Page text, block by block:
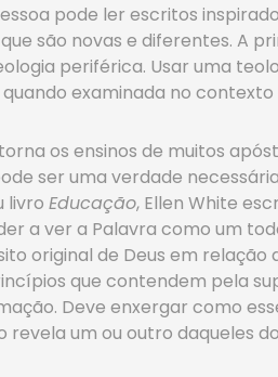
pode ler escritos
são novas e diferentes. A
periférica. Usar uma
examinada no
os ensinos de muitos
ser uma verdade
livro Educação, Ellen White
a ver a Palavra como um
original de Deus em
que contendem pela
Deve enxergar como
revela um ou outro daqueles